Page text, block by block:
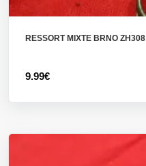
RESSORT MIXTE BRNO ZH308
9.99€